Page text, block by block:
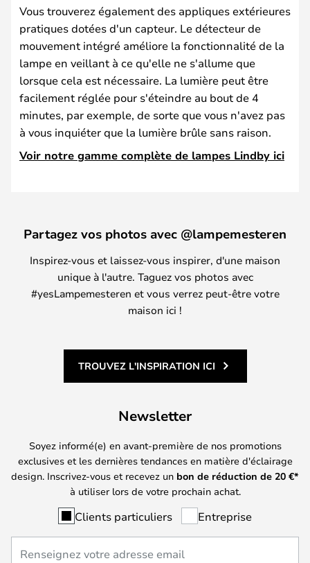
Vous trouverez également des appliques extérieures
pratiques dotées d'un capteur. Le détecteur de
mouvement intégré améliore la fonctionnalité de la
lampe en veillant à ce qu'elle ne s'allume que
lorsque cela est nécessaire. La lumière peut être
facilement réglée pour s'éteindre au bout de 4
minutes, par exemple, de sorte que vous n'avez pas
à vous inquiéter que la lumière brûle sans raison.
Voir notre gamme complète de lampes Lindby ici
Partagez vos photos avec @lampemesteren
Inspirez-vous et laissez-vous inspirer, d'une maison
unique à l'autre. Taguez vos photos avec
#yesLampemesteren et vous verrez peut-être votre
maison ici !
TROUVEZ L'INSPIRATION ICI
Newsletter
Soyez informé(e) en avant-première de nos promotions
exclusives et les dernières tendances en matière d'éclairage
design. Inscrivez-vous et recevez un bon de réduction de 20 €*
à utiliser lors de votre prochain achat.
Clients particuliers Entreprise